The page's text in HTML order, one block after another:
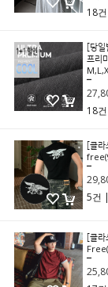
18
[당
프리
18
[클
5건 |
[클